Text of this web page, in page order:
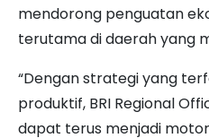
mendorong penguatan
terutama di daerah yang
“Dengan strategi yang
produktif, BRI Regional
dapat terus menjadi